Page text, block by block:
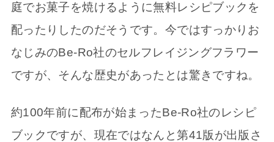
庭でお菓子を焼けるように無料レシピブックを
配ったりしたのだそうです。今ではすっかりお
なじみのBe-Ro社のセルフレイジングフラワー
ですが、そんな歴史があったとは驚きですね。
約100年前に配布が始まったBe-Ro社のレシピ
ブックですが、現在ではなんと第41版が出版さ